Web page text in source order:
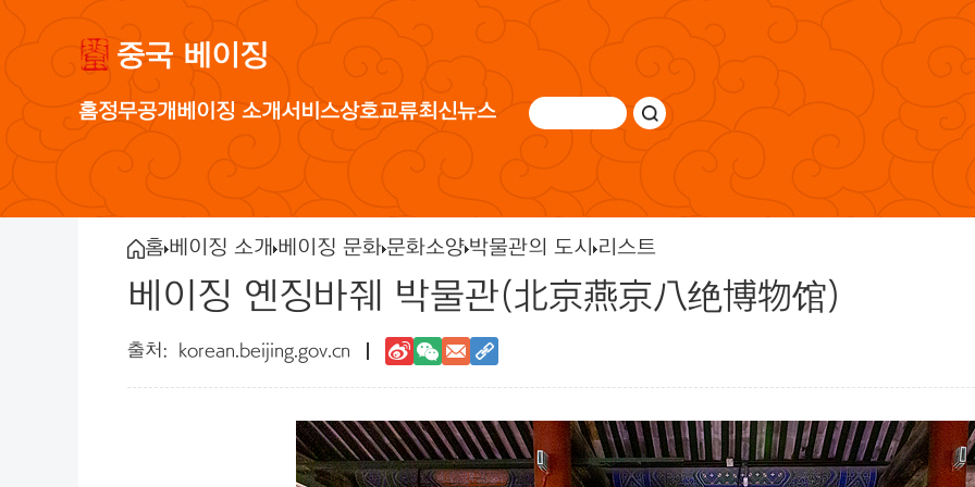
중국 베이징
홈정무공개베이징 소개서비스상호교류최신뉴스
홈 베이징 소개 베이징 문화문화소양 박물관의 도시 리스트
베이징 옌징바줴 박물관(北京燕京八绝博物馆)
korean.beijing.gov.cn